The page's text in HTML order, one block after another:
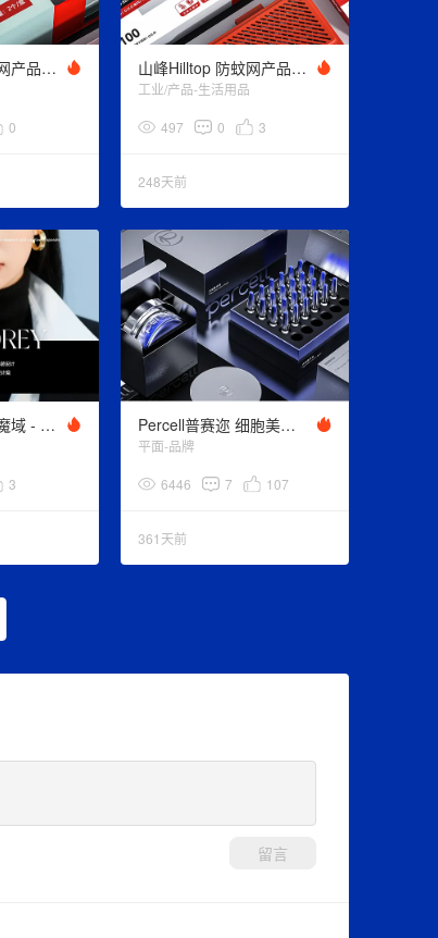
山峰Hilltop 防蚊网产品设计（新款）
0
山峰Hilltop 防蚊网产品设计
工业/产品-生活用品
497 0 3
248天前
QSMOREY青丝魔域 - 防脱精华 品牌与包装设计
3
Percell普赛迩 细胞美学 - 美妆品牌全案设计
平面-品牌
6446 7 107
361天前
留言